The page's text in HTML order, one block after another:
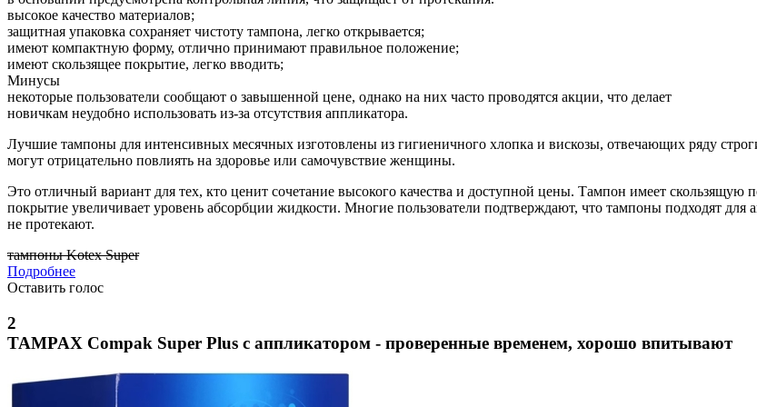
высокое качество материалов;
защитная упаковка сохраняет чистоту тампона, легко открывается;
имеют компактную форму, отлично принимают правильное положение;
имеют скользящее покрытие, легко вводить;
Минусы
некоторые пользователи сообщают о завышенной цене, однако на них часто проводятся акции, что делает
новичкам неудобно использовать из-за отсутствия аппликатора.
Лучшие тампоны для интенсивных месячных изготовлены из гигиеничного хлопка и вискозы, отвечающих ряду
могут отрицательно повлиять на здоровье или самочувствие женщины.
Это отличный вариант для тех, кто ценит сочетание высокого качества и доступной цены. Тампон имеет скользящую
покрытие увеличивает уровень абсорбции жидкости. Многие пользователи подтверждают, что тампоны подходят
не протекают.
тампоны Kotex Super
Подробнее
Оставить голос
2
TAMPAX Compak Super Plus с аппликатором - проверенные временем, хорошо впитывают